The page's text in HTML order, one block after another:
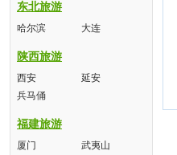
东北旅游
哈尔滨 大连
陕西旅游
西安
延安
兵马俑
福建旅游
厦门 武夷山